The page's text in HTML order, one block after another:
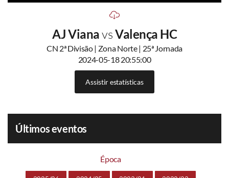
AJ VianavsValença HC
CN 2ª Divisão | Zona Norte | 25ª Jornada
2024-05-18 20:55:00
Assistir estatísticas
Últimos eventos
Época